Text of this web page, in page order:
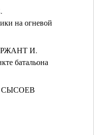
на огневой
И.
батальона